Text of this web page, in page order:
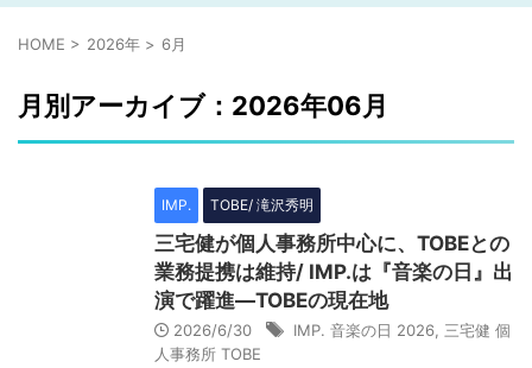
HOME > 2026年 > 6月
月別アーカイブ：2026年06月
IMP. TOBE/ 滝沢秀明
三宅健が個人事務所中心に、TOBEとの
業務提携は維持/ IMP.は『音楽の日』出
演で躍進―TOBEの現在地
2026/6/30 IMP. 音楽の日 2026 三宅健 個
人事務所 TOBE